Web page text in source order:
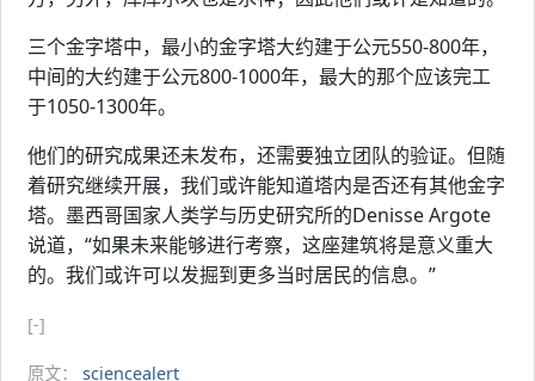
三个金字塔中，最小的金字塔大约建于公元550-800年，
中间的大约建于公元800-1000年，最大的那个应该完工
于1050-1300年。
他们的研究成果还未发布，还需要独立团队的验证。但随
着研究继续开展，我们或许能知道塔内是否还有其他金字
塔。墨西哥国家人类学与历史研究所的Denisse Argote
说道，“如果未来能够进行考察，这座建筑将是意义重大
的。我们或许可以发掘到更多当时居民的信息。”
[-]
原文： sciencealert